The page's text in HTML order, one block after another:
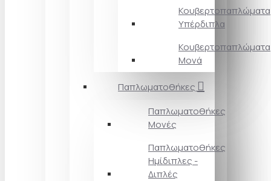
Κουβερτοπαπλώματα
Υπέρδιπλα
Κουβερτοπαπλώματα
Μονά
Παπλωματοθήκες
Παπλωματοθήκες
Μονές
Παπλωματοθήκες
Ημίδιπλες -
Διπλές